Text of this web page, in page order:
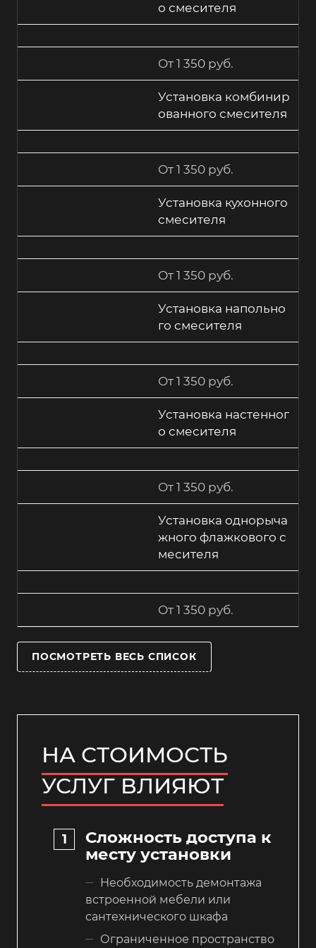
о смесителя
От 1 350 руб.
Установка комбинир
ованного смесителя
От 1 350 руб.
Установка кухонного
смесителя
От 1 350 руб.
Установка напольно
го смесителя
От 1 350 руб.
Установка настенног
о смесителя
От 1 350 руб.
Установка однорыча
жного флажкового с
месителя
От 1 350 руб.
ПОСМОТРЕТЬ ВЕСЬ СПИСОК
НА СТОИМОСТЬ
УСЛУГ ВЛИЯЮТ
Сложность доступа к
месту установки
Необходимость демонтажа
встроенной мебели или
сантехнического шкафа
Ограниченное пространство